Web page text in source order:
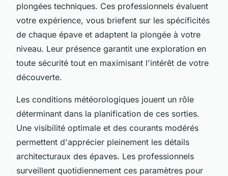
plongées techniques. Ces professionnels évaluent
votre expérience, vous briefent sur les spécificités
de chaque épave et adaptent la plongée à votre
niveau. Leur présence garantit une exploration en
toute sécurité tout en maximisant l'intérêt de votre
découverte.
Les conditions météorologiques jouent un rôle
déterminant dans la planification de ces sorties.
Une visibilité optimale et des courants modérés
permettent d'apprécier pleinement les détails
architecturaux des épaves. Les professionnels
surveillent quotidiennement ces paramètres pour